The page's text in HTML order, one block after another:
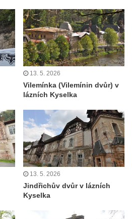
– Ignaze
kovového zboží
Mikulášovicích
– Anton
v Mikulášovicích –
na nože
dolního nádraží v
Kunert & synové,
Panny
Lázních Libverda
13. 5. 2026
Vilemínka (Vilemínin dvůr) v
lázních Kyselka
13. 5. 2026
Jindřichův dvůr v lázních
Kyselka